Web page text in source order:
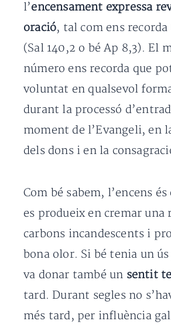
l’encensament expressa
oració, tal com ens
(Sal 140,2 o bé Ap 8,3). El
número ens recorda que
voluntat en qualsevol
durant la processó
moment de l’Evangeli, en
dels dons i en la
Com bé sabem, l’encens
es produeix en cremar una
carbons incandescents i
bona olor. Si bé tenia un
va donar també un sentit
tard. Durant segles no
més tard, per influència